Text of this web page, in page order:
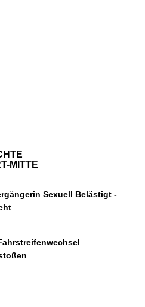
MITTE
Sexuell Belästigt -